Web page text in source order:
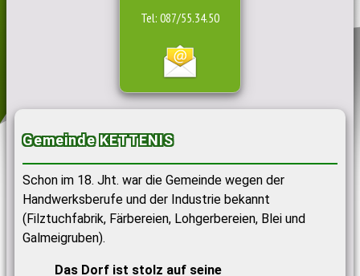
Tel: 087/55.34.50
Gemeinde KETTENIS
Schon im 18. Jht. war die Gemeinde wegen der
Handwerksberufe und der Industrie bekannt
(Filztuchfabrik, Färbereien, Lohgerbereien, Blei und
Galmeigruben).
Das Dorf ist stolz auf seine